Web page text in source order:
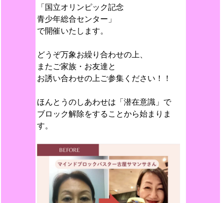
「国立オリンピック記念
青少年総合センター」
で開催いたします。
どうぞ万象お繰り合わせの上、
またご家族・お友達と
お誘い合わせの上ご参集ください！！
ほんとうのしあわせは「潜在意識」で
ブロック解除をすることから始まりま
す。